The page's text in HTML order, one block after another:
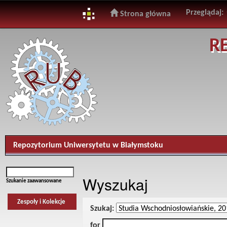
navigation
Strona główna Przeglądaj:
Repozytorium Uniwersytetu w Białymstoku
Szukanie zaawansowane
Zespoły i Kolekcje
Wyszukaj
Szukaj: